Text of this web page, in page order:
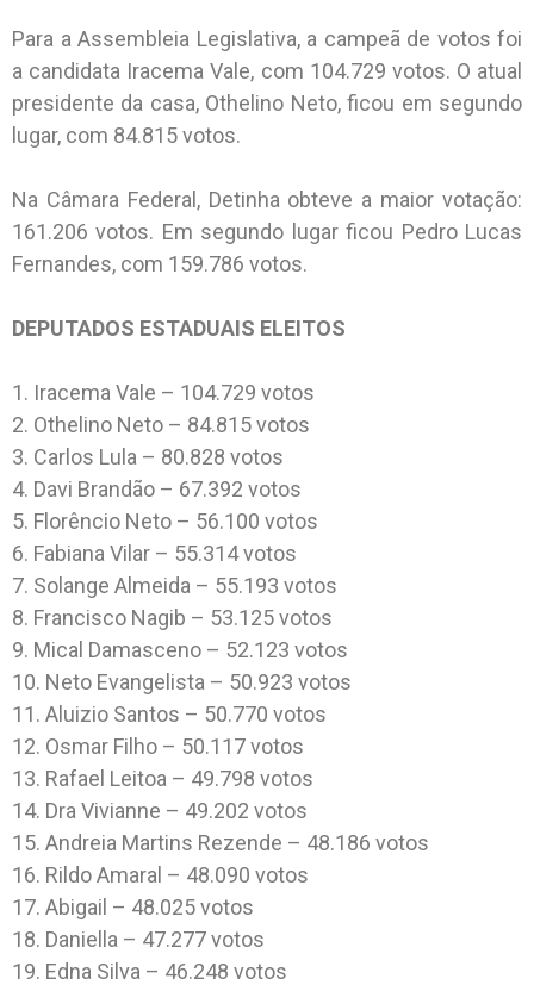
Para a Assembleia Legislativa, a campeã de votos foi
a candidata Iracema Vale, com 104.729 votos. O atual
presidente da casa, Othelino Neto, ficou em segundo
lugar, com 84.815 votos.
Na Câmara Federal, Detinha obteve a maior votação:
161.206 votos. Em segundo lugar ficou Pedro Lucas
Fernandes, com 159.786 votos.
DEPUTADOS ESTADUAIS ELEITOS
1. Iracema Vale – 104.729 votos
2. Othelino Neto – 84.815 votos
3. Carlos Lula – 80.828 votos
4. Davi Brandão – 67.392 votos
5. Florêncio Neto – 56.100 votos
6. Fabiana Vilar – 55.314 votos
7. Solange Almeida – 55.193 votos
8. Francisco Nagib – 53.125 votos
9. Mical Damasceno – 52.123 votos
10. Neto Evangelista – 50.923 votos
11. Aluizio Santos – 50.770 votos
12. Osmar Filho – 50.117 votos
13. Rafael Leitoa – 49.798 votos
14. Dra Vivianne – 49.202 votos
15. Andreia Martins Rezende – 48.186 votos
16. Rildo Amaral – 48.090 votos
17. Abigail – 48.025 votos
18. Daniella – 47.277 votos
19. Edna Silva – 46.248 votos